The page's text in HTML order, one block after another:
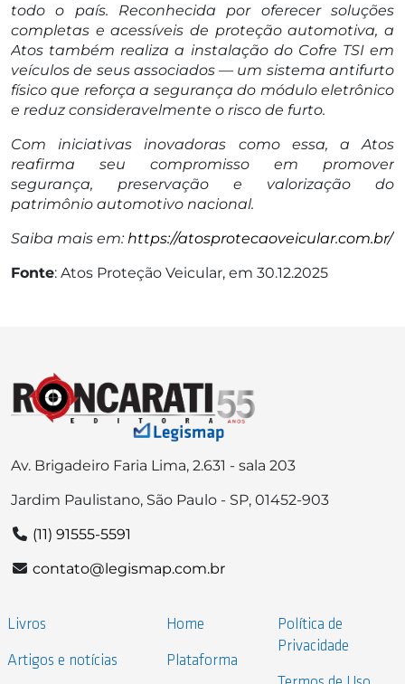
todo o país. Reconhecida por oferecer soluções
completas e acessíveis de proteção automotiva, a
Atos também realiza a instalação do Cofre TSI em
veículos de seus associados — um sistema antifurto
físico que reforça a segurança do módulo eletrônico
e reduz consideravelmente o risco de furto.
Com iniciativas inovadoras como essa, a Atos
reafirma seu compromisso em promover
segurança, preservação e valorização do
patrimônio automotivo nacional.
Saiba mais em: https://atosprotecaoveicular.com.br/
Fonte: Atos Proteção Veicular, em 30.12.2025
Av. Brigadeiro Faria Lima, 2.631 - sala 203
Jardim Paulistano, São Paulo - SP, 01452-903
(11) 91555-5591
contato@legismap.com.br
Livros
Artigos e notícias
Home
Plataforma
Política de
Privacidade